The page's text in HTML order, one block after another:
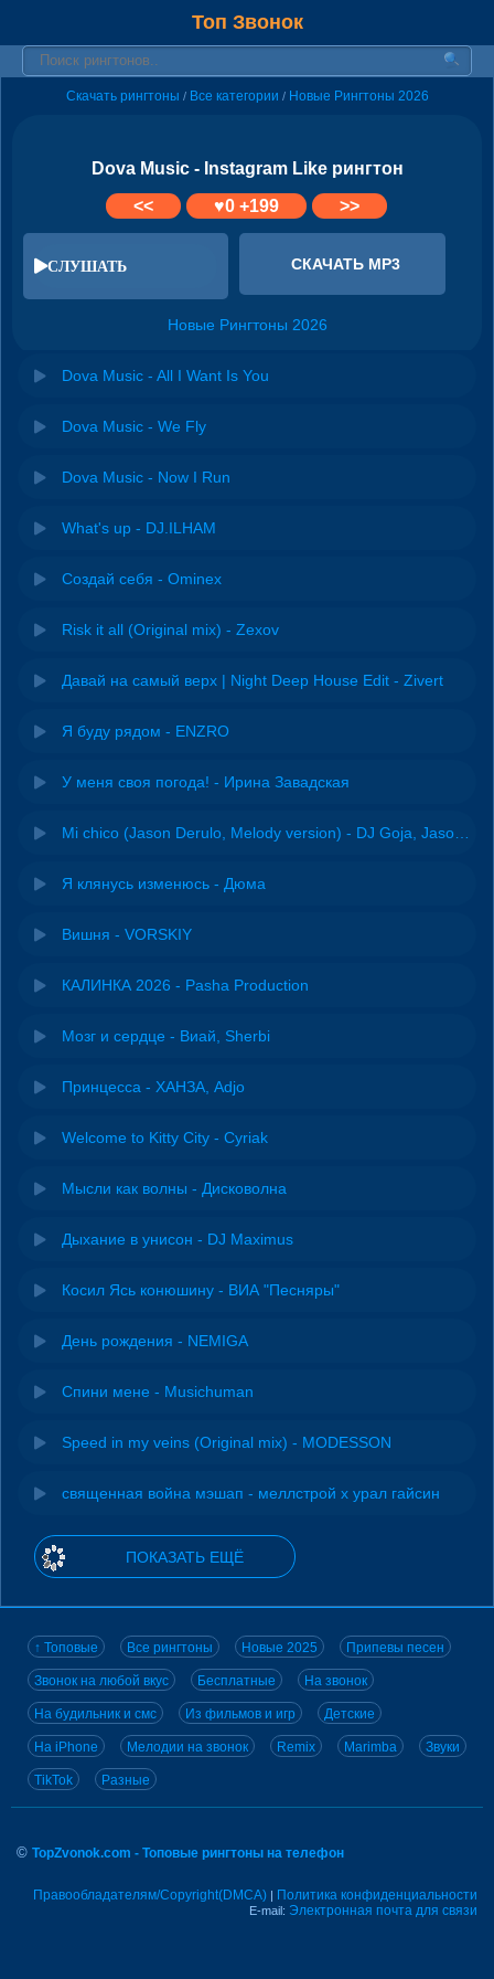
Топ Звонок
Скачать рингтоны / Все категории / Новые Рингтоны 2026
Dova Music - Instagram Like рингтон
<<
♥0+199 >>
СЛУШАТЬ СКАЧАТЬ MP3
Новые Рингтоны 2026
Dova Music - All I Want Is You
Dova Music - We Fly
Dova Music - Now I Run
What's up - DJ.ILHAM
Создай себя - Ominex
Risk it all (Original mix) - Zexov
Давай на самый верх | Night Deep House Edit - Zivert
Я буду рядом - ENZRO
У меня своя погода! - Ирина Завадская
Я клянусь изменюсь - Дюма
Вишня - VORSKIY
КАЛИНКА 2026 - Pasha Production
Мозг и сердце - Виай, Sherbi
Принцесса - ХАНЗА, Adjo
Welcome to Kitty City - Cyriak
Мысли как волны - Дисковолна
Дыхание в унисон - DJ Maximus
Косил Ясь конюшину - ВИА "Песняры"
День рождения - NEMIGA
Спини мене - Musichuman
Speed in my veins (Original mix) - MODESSON
священная война мэшап - меллстрой х урал гайсин
ПОКАЗАТЬ ЕЩЁ
↑ Топовые Все рингтоны Новые 2025 Припевы песен
Звонок на любой вкус Бесплатные На звонок
На будильник и смс Из фильмов и игр Детские
На iPhone Мелодии на звонок Remix Marimba Звуки
TikTok Разные
© TopZvonok.com - Топовые рингтоны на телефон
Правообладателям/Copyright(DMCA) | Политика конфиденциальности
E-mail: Электронная почта для связи